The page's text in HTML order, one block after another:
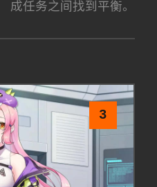
成任务之间找到平衡。
3